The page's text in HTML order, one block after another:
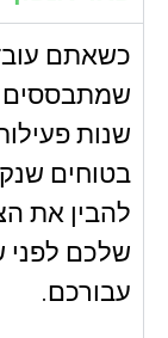
כשאתם
שמתבססים
שנות
בטוחים
להבין את
שלכם לפני
עבורכם.